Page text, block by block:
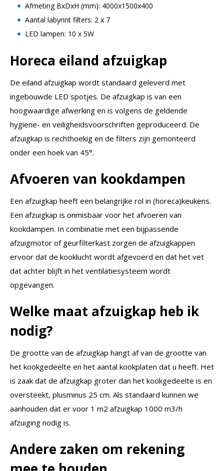
Afmeting BxDxH (mm): 4000x1500x400
Aantal labyrint filters: 2 x 7
LED lampen: 10 x 5W
Horeca eiland afzuigkap
De eiland afzuigkap wordt standaard geleverd met
ingebouwde LED spotjes. De afzuigkap is van een
hoogwaardige afwerking en is volgens de geldende
hygiene- en veiligheidsvoorschriften geproduceerd. De
afzuigkap is rechthoekig en de filters zijn gemonteerd
onder een hoek van 45°.
Afvoeren van kookdampen
Een afzuigkap heeft een belangrijke rol in (horeca)keukens.
Een afzuigkap is onmisbaar voor het afvoeren van
kookdampen. In combinatie met een bijpassende
afzuigmotor of geurfilterkast zorgen de afzuigkappen
ervoor dat de kooklucht wordt afgevoerd en dat het vet
dat achter blijft in het ventilatiesysteem wordt
opgevangen.
Welke maat afzuigkap heb ik
nodig?
De grootte van de afzuigkap hangt af van de grootte van
het kookgedeelte en het aantal kookplaten dat u heeft. Het
is zaak dat de afzuigkap groter dan het kookgedeelte is en
oversteekt, plusminus 25 cm. Als standaard kunnen we
aanhouden dat er voor 1 m2 afzuigkap 1000 m3/h
afzuiging nodig is.
Andere zaken om rekening